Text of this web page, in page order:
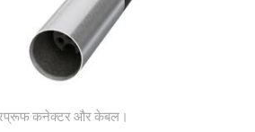
कनेक्टर और केबल।